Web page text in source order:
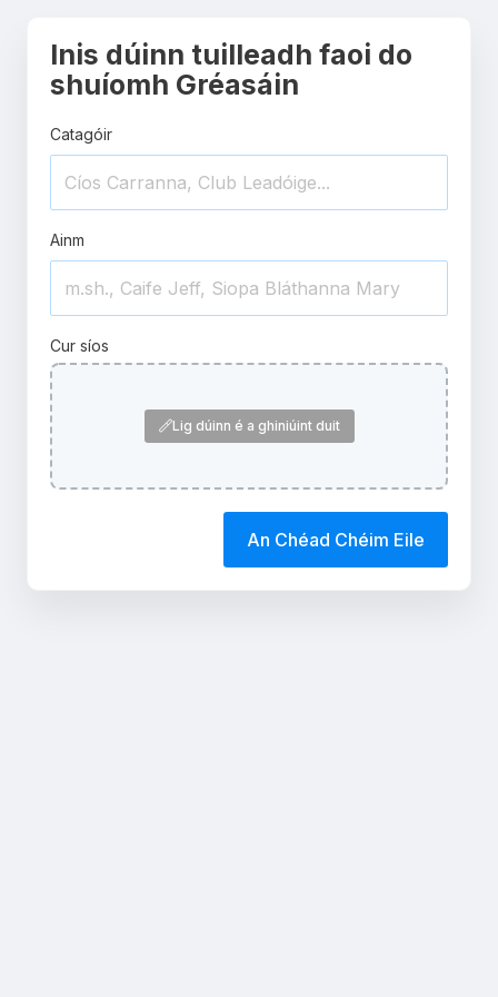
Inis dúinn tuilleadh faoi do
shuíomh Gréasáin
Catagóir
Ainm
Cur síos
Lig dúinn é a ghiniúint duit
An Chéad Chéim Eile